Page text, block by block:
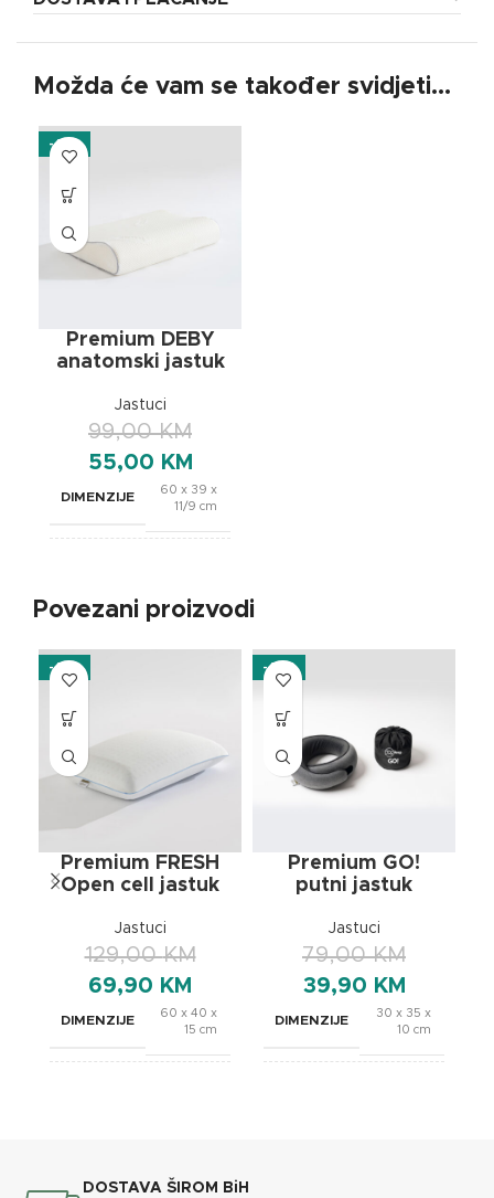
Možda će vam se također svidjeti…
-44%
Premium DEBY
anatomski jastuk
Jastuci
99,00KM
55,00 KM
DIMENZIJE
60 x 39 x
11/9 cm
Povezani proizvodi
-46%
Premium FRESH
Open cell jastuk
Jastuci
129,00KM
69,90 KM
DIMENZIJE
60 x 40 x
15 cm
-49%
Premium GO!
putni jastuk
Jastuci
79,00KM
39,90 KM
DIMENZIJE
30 x 35 x
10 cm
DOSTAVA ŠIROM BiH